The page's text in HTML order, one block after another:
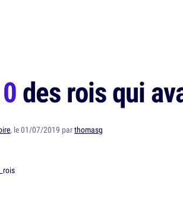
des rois qui
, le 01/07/2019 parthomasg